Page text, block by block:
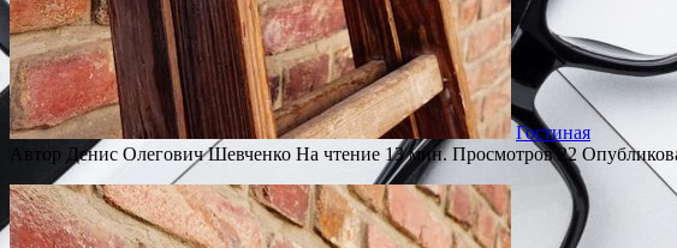
Гостиная
Автор Денис Олегович Шевченко На чтение 13 мин. Просмотров 22